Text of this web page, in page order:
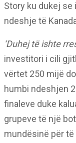
Story ku dukej se
ndeshje të
‘Duhej të ishte
investitori i cili
vërtet 250 mijë
humbi ndeshjen
finaleve duke
grupeve të një
mundësinë për